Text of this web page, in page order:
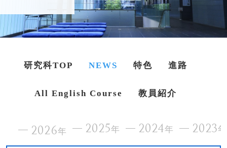
研究科TOP NEWS 特色 進路
All English Course 教員紹介
2026年 2025年 2024年 2023年